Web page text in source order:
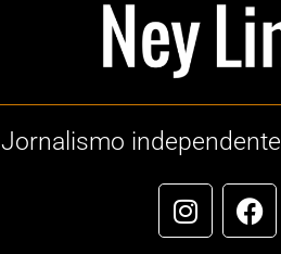
Jornalismo